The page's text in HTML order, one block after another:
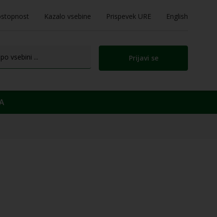
Kazalo vsebine Prispevek URE English
Prijavi se